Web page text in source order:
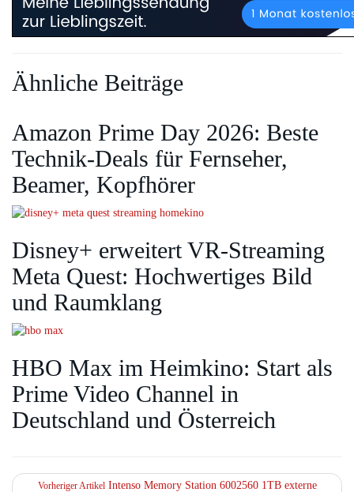
Ähnliche Beiträge
Amazon Prime Day 2026: Beste
Technik-Deals für Fernseher,
Beamer, Kopfhörer
Disney+ erweitert VR‑Streaming
Meta Quest: Hochwertiges Bild
und Raumklang
HBO Max im Heimkino: Start als
Prime Video Channel in
Deutschland und Österreich
Vorheriger ArtikelIntenso Memory Station 6002560 1TB externe